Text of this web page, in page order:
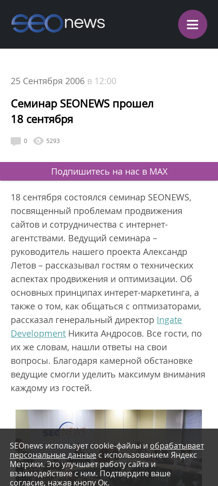
≡
25 Сентября 2006 в 12:00
Семинар SEONEWS прошел
18 сентября
0 5293
Подпишитесь на нас в MAX
18 сентября состоялся семинар SEONEWS,
посвященный проблемам продвижения
сайтов и сотрудничества с интернет-
агентствами. Ведущий семинара –
руководитель нашего проекта Александр
Летов – рассказывал гостям о технических
аспектах продвижения и оптимизации. Об
основных принципах интерет-маркетинга, а
также о том, как общаться с оптмизаторами,
рассказал генеральный директор Ingate
Development Никита Андросов. Все гости, по
их же словам, нашли ответы на свои
вопросы. Благодаря камерной обстановке
ведущие смогли уделить максимум внимания
каждому из гостей.
SEOnews использует cookie-файлы и обрабатывает
персональные данные с использованием Яндекс
Метрики. Это улучшает работу сайта и
взаимодействие с ним. Подтвердите ваше
согласие, нажав кнопу Ок.